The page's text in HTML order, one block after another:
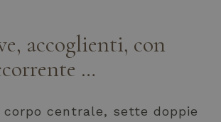
accoglienti, con
…
centrale, sette doppie